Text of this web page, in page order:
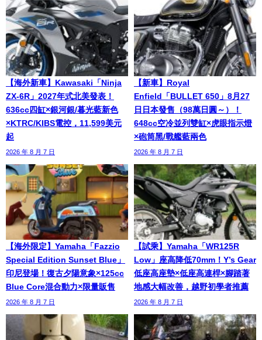
【海外新車】Kawasaki「Ninja
ZX-6R」2027年式北美發表！
636cc四缸×銀河銀/暮光藍新色
×KTRC/KIBS電控，11,599美元
起
2026 年 8 月 7 日
【新車】Royal
Enfield「BULLET 650」8月27
日日本發售（98萬日圓～）！
648cc空冷並列雙缸×虎眼指示燈
×砲筒黑/戰艦藍兩色
2026 年 8 月 7 日
【海外限定】Yamaha「Fazzio
Special Edition Sunset Blue」
印尼登場！復古夕陽意象×125cc
Blue Core混合動力×限量販售
2026 年 8 月 7 日
【試乘】Yamaha「WR125R
Low」座高降低70mm！Y’s Gear
低座高座墊×低座高連桿×腳踏著
地感大幅改善，越野初學者推薦
2026 年 8 月 7 日